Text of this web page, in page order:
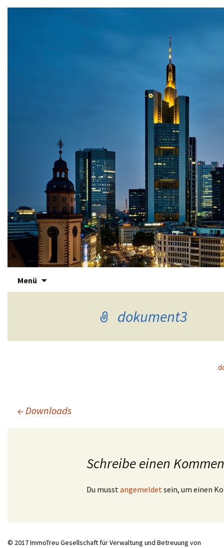
Immotreu
Menü
dokument3
Beitrags-
←Downloads
Schreibe einen
Du musstangemeldetsein, um einen
© 2017 ImmoTreu Gesellschaft für Verwaltung und Betreuung von